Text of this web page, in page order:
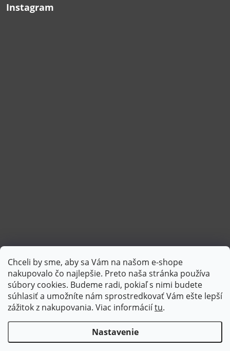
Chceli by sme, aby sa Vám na našom e-shope
nakupovalo čo najlepšie. Preto naša stránka používa
súbory cookies. Budeme radi, pokiaľ s nimi budete
súhlasiť a umožníte nám sprostredkovať Vám ešte lepší
zážitok z nakupovania. Viac informáciítu.
Nastavenie
Instagram
Sledovať na Instagrame
Copyright 2026Brotex | Kvalitný bytový textil. Všetky práva